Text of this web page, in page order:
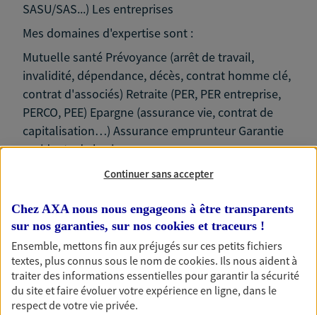
SASU/SAS...) Les entreprises
Mes domaines d'expertise sont :
Mutuelle santé Prévoyance (arrêt de travail,
invalidité, dépendance, décès, contrat homme clé,
contrat d'associés) Retraite (PER, PER entreprise,
PERCO, PEE) Epargne (assurance vie, contrat de
capitalisation…) Assurance emprunteur Garantie
accidents de la vie
Rencontrons-nous ! (Disponible également en
Nos expertises
Continuer sans accepter
Chez AXA nous nous engageons à être transparents
sur nos garanties, sur nos cookies et traceurs !
Ensemble, mettons fin aux préjugés sur ces petits fichiers
textes, plus connus sous le nom decookies. Ils nous aident à
traiter des informations essentielles pour garantir la sécurité
du site et faire évoluer votre expérience en ligne, dans le
respect de votre vie privée.